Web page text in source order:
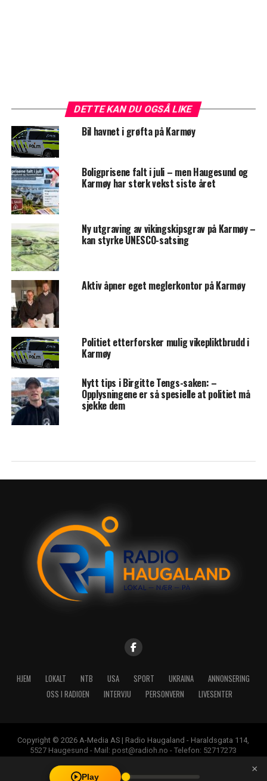
DETTE KAN DU OGSÅ LIKE
Bil havnet i grøfta på Karmøy
Boligprisene falt i juli – men Haugesund og
Karmøy har sterk vekst siste året
Ny utgraving av vikingskipsgrav på Karmøy –
kan styrke UNESCO-satsing
Aktiv åpner eget meglerkontor på Karmøy
Politiet etterforsker mulig vikepliktbrudd i
Karmøy
Nytt tips i Birgitte Tengs-saken: –
Opplysningene er så spesielle at politiet må
sjekke dem
HJEM LOKALT NTB USA SPORT UKRAINA
ANNONSERING
OSS I RADIOEN
INTERVJU PERSONVERN LIVESENTER
Copyright © 2026 A-Media AS | Radio Haugaland - Haraldsgata 114,
5527 Haugesund - Mail: post@radioh.no - Telefon: 52717273
Play
×